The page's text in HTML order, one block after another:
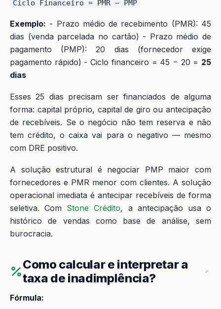
Exemplo: - Prazo médio de recebimento (PMR): 45
dias (venda parcelada no cartão) - Prazo médio de
pagamento (PMP): 20 dias (fornecedor exige
pagamento rápido) - Ciclo financeiro = 45 − 20 = 25
dias
Esses 25 dias precisam ser financiados de alguma
forma: capital próprio, capital de giro ou antecipação
de recebíveis. Se o negócio não tem reserva e não
tem crédito, o caixa vai para o negativo — mesmo
com DRE positivo.
A solução estrutural é negociar PMP maior com
fornecedores e PMR menor com clientes. A solução
operacional imediata é antecipar recebíveis de forma
seletiva. Com Stone Crédito, a antecipação usa o
histórico de vendas como base de análise, sem
burocracia.
Como calcular e interpretar a
taxa de inadimplência?
Fórmula: